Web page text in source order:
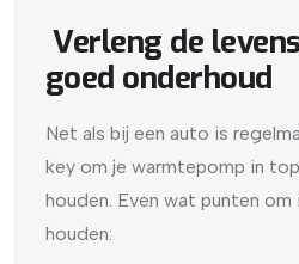
Verleng de
goed onderhoud
Net als bij een auto is
key om je warmtepomp in
houden. Even wat punten
houden: